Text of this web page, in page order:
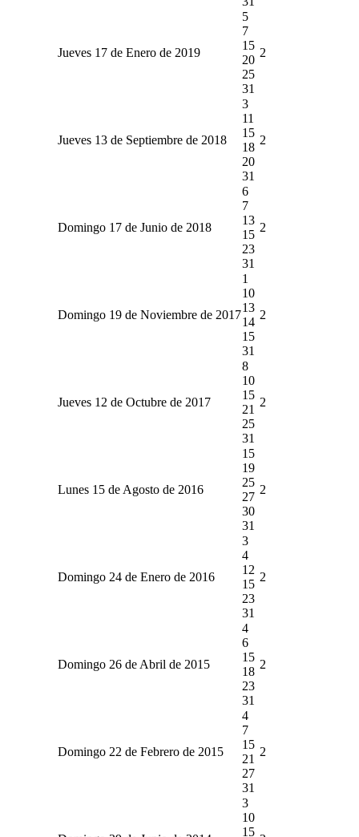
Jueves 17 de Enero de 2019
5
7
15
20
25
31
2
Jueves 13 de Septiembre de 2018
3
11
15
18
20
31
2
Domingo 17 de Junio de 2018
6
7
13
15
23
31
2
Domingo 19 de Noviembre de 2017
1
10
13
14
15
31
2
Jueves 12 de Octubre de 2017
8
10
15
21
25
31
2
Lunes 15 de Agosto de 2016
15
19
25
27
30
31
2
Domingo 24 de Enero de 2016
3
4
12
15
23
31
2
Domingo 26 de Abril de 2015
4
6
15
18
23
31
2
Domingo 22 de Febrero de 2015
4
7
15
21
27
31
2
3
10
15